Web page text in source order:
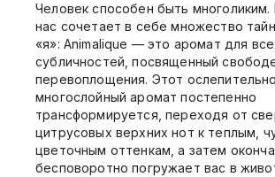
Человек способен быть
нас сочетает в себе множество
«я»: Animalique — это аромат для
субличностей, посвященный
перевоплощения. Этот ослепительно
многослойный аромат постепенно
трансформируется, переходя от
цитрусовых верхних нот к теплым,
цветочным оттенкам, а затем
бесповоротно погружает вас в